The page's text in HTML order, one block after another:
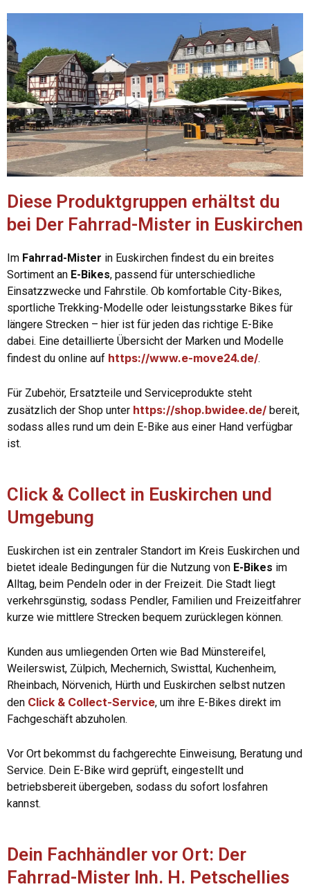
Diese Produktgruppen erhältst du
bei Der Fahrrad-Mister in Euskirchen
Im Fahrrad-Mister in Euskirchen findest du ein breites
Sortiment an E-Bikes, passend für unterschiedliche
Einsatzzwecke und Fahrstile. Ob komfortable City-Bikes,
sportliche Trekking-Modelle oder leistungsstarke Bikes für
längere Strecken – hier ist für jeden das richtige E-Bike
dabei. Eine detaillierte Übersicht der Marken und Modelle
findest du online auf https://www.e-move24.de/.
Für Zubehör, Ersatzteile und Serviceprodukte steht
zusätzlich der Shop unter https://shop.bwidee.de/ bereit,
sodass alles rund um dein E-Bike aus einer Hand verfügbar
ist.
Click & Collect in Euskirchen und
Umgebung
Euskirchen ist ein zentraler Standort im Kreis Euskirchen und
bietet ideale Bedingungen für die Nutzung von E-Bikes im
Alltag, beim Pendeln oder in der Freizeit. Die Stadt liegt
verkehrsgünstig, sodass Pendler, Familien und Freizeitfahrer
kurze wie mittlere Strecken bequem zurücklegen können.
Kunden aus umliegenden Orten wie Bad Münstereifel,
Weilerswist, Zülpich, Mechernich, Swisttal, Kuchenheim,
Rheinbach, Nörvenich, Hürth und Euskirchen selbst nutzen
den Click & Collect-Service, um ihre E-Bikes direkt im
Fachgeschäft abzuholen.
Vor Ort bekommst du fachgerechte Einweisung, Beratung und
Service. Dein E-Bike wird geprüft, eingestellt und
betriebsbereit übergeben, sodass du sofort losfahren
kannst.
Dein Fachhändler vor Ort: Der
Fahrrad-Mister Inh. H. Petschellies